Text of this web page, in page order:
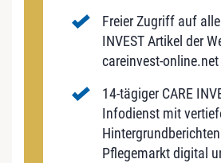
Freier Zugriff auf alle
INVEST Artikel der
careinvest-online.net
14-tägiger CARE
Infodienst mit
Pflegemarkt digital